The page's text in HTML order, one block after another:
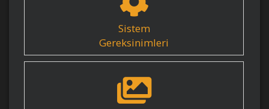
Sistem
Gereksinimleri